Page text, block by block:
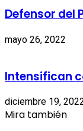
Defensor del
mayo 26, 2022
Intensifican
diciembre 19,
Mira también